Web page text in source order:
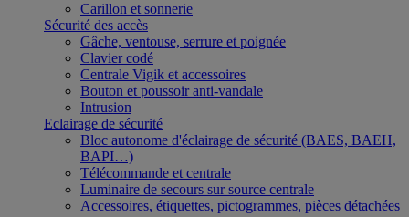
Carillon et sonnerie
Sécurité des accès
Gâche, ventouse, serrure et poignée
Clavier codé
Centrale Vigik et accessoires
Bouton et poussoir anti-vandale
Intrusion
Eclairage de sécurité
Bloc autonome d'éclairage de sécurité (BAES, BAEH,
BAPI…)
Télécommande et centrale
Luminaire de secours sur source centrale
Accessoires, étiquettes, pictogrammes, pièces détachées